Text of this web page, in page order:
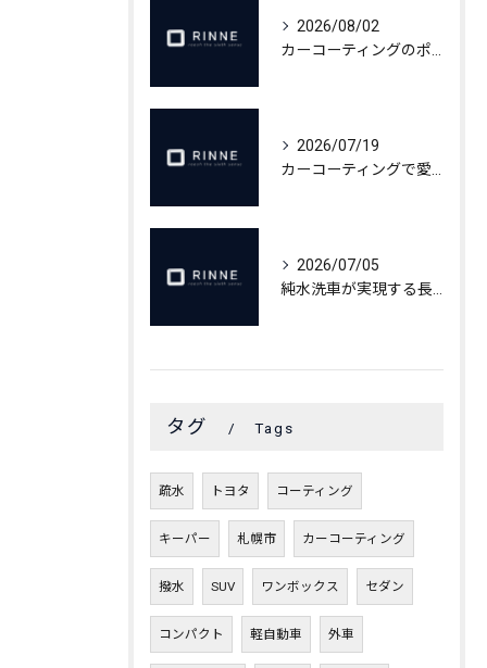
2026/08/02
2026/07/19
2026/07/05
タグ Tags
疏水 トヨタ コーティング
キーパー 札幌市 カーコーティング
撥水 SUV ワンボックス セダン
コンパクト 軽自動車 外車